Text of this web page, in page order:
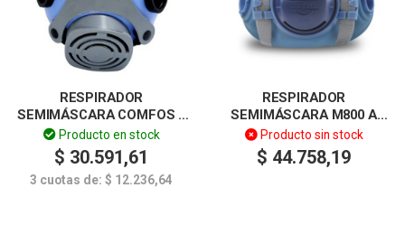
RESPIRADOR
SEMIMÁSCARA COMFOS II
– BIFILTRO – FRAVIDA
Producto en stock
$ 30.591,61
3 cuotas de: $ 12.236,64
RESPIRADOR
SEMIMÁSCARA M800 A
BAYONETA NIOSH –
FRAVIDA
Producto sin stock
$ 44.758,19